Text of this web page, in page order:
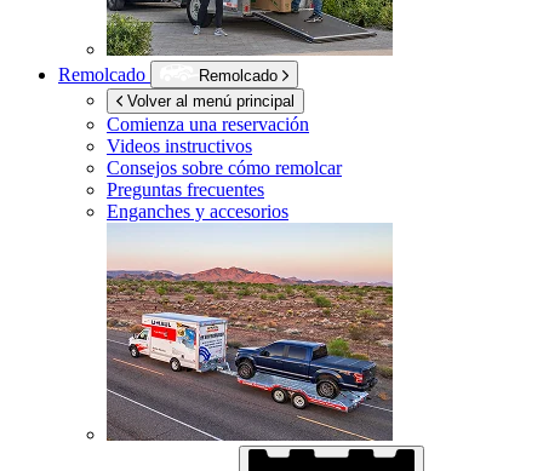
Remolcado
Remolcado
Volver al menú principal
Comienza una reservación
Videos instructivos
Consejos sobre cómo remolcar
Preguntas frecuentes
Enganches y accesorios